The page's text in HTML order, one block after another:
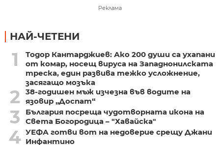
Реклама
НАЙ-ЧЕТЕНИ
1
Тодор Кантарджиев: Ако 200 души са ухапани
от комар, носещ вируса на Западнонилската
треска, един развива тежко усложнение,
засягащо мозъка
2
38-годишен мъж изчезна във водите на
язовир „Доспат“
3
България посреща чудотворната икона на
Света Богородица – "Хавайска"
4 УЕФА готви вот на недоверие срещу Джани
Инфантино